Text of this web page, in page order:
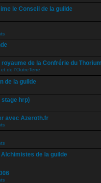
le Conseil de la guilde
de la Confrérie du
de l'OutreTerre
de la guilde
stage hrp)
avec Azeroth.fr
de la guilde